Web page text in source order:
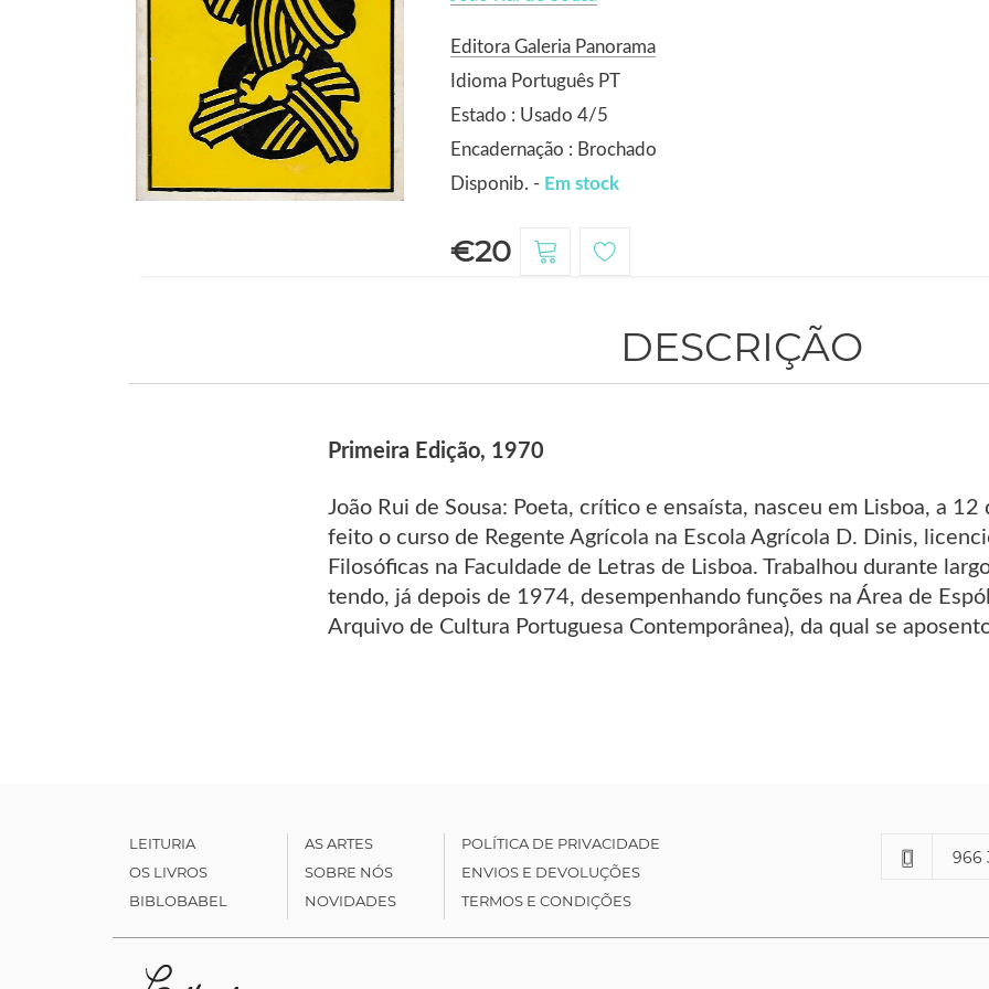
Editora Galeria Panorama
Idioma Português PT
Estado : Usado 4/5
Encadernação : Brochado
Disponib. - Em stock
€20
DESCRIÇÃO
Primeira Edição, 1970
João Rui de Sousa: Poeta, crítico e ensaísta, nasceu em Lisboa, a
feito o curso de Regente Agrícola na Escola Agrícola D. Dinis,
Filosóficas na Faculdade de Letras de Lisboa. Trabalhou durante
tendo, já depois de 1974, desempenhando funções na Área de
Arquivo de Cultura Portuguesa Contemporânea), da qual se
LEITURIA
OS LIVROS
BIBLOBABEL
AS ARTES
SOBRE NÓS
NOVIDADES
POLÍTICA DE PRIVACIDADE
ENVIOS E DEVOLUÇÕES
TERMOS E CONDIÇÕES
966